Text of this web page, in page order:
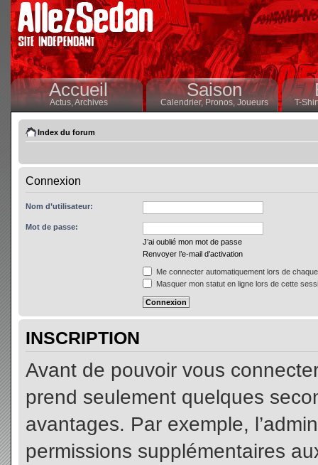
Accueil
Actus,Archives
Saison
Calendrier,Pronos, Joueurs T-
Index du forum
Connexion
Nom d’utilisateur:
Mot de passe:
J’ai oublié mon mot de passe
Renvoyer l’e-mail d’activation
Me connecter automatiquement lors de
Masquer mon statut en ligne lors de cette
INSCRIPTION
Avant de pouvoir vous
prend seulement quelques
avantages. Par exemple,
permissions supplémentaires